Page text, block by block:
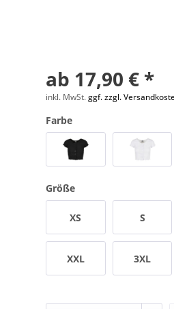
ab 17,90 € *
inkl. MwSt.ggf. zzgl.
Farbe
Größe
XS S
XXL 3XL